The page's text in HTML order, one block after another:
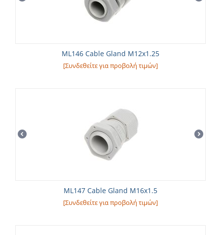
ML146 Cable Gland M12x1.25
[Συνδεθείτε για προβολή τιμών]
ML147 Cable Gland M16x1.5
[Συνδεθείτε για προβολή τιμών]